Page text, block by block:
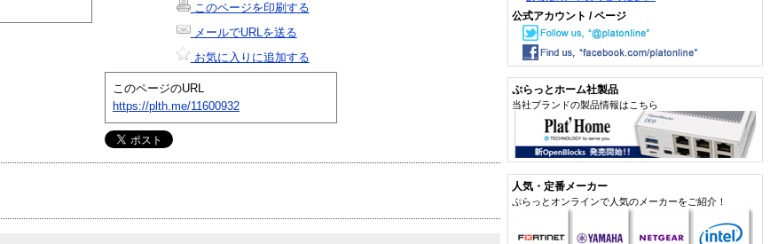
このページを印刷する
メールでURLを送る
お気に入りに追加する
このページのURL
https://plth.me/11600932
公式アカウント / ページ
ぷらっとホーム社製品
当社ブランドの製品情報はこちら
人気・定番メーカー
ぷらっとオンラインで人気のメーカーをご紹介！